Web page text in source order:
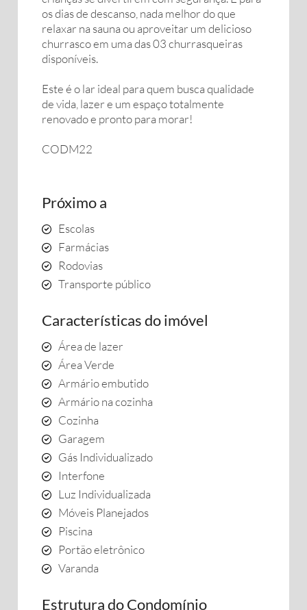
os dias de descanso, nada melhor do que
relaxar na sauna ou aproveitar um delicioso
churrasco em uma das 03 churrasqueiras
disponíveis.
Este é o lar ideal para quem busca qualidade
de vida, lazer e um espaço totalmente
renovado e pronto para morar!
CODM22
Próximo a
Escolas
Farmácias
Rodovias
Transporte público
Características do imóvel
Área de lazer
Área Verde
Armário embutido
Armário na cozinha
Cozinha
Garagem
Gás Individualizado
Interfone
Luz Individualizada
Móveis Planejados
Piscina
Portão eletrônico
Varanda
Estrutura do Condomínio